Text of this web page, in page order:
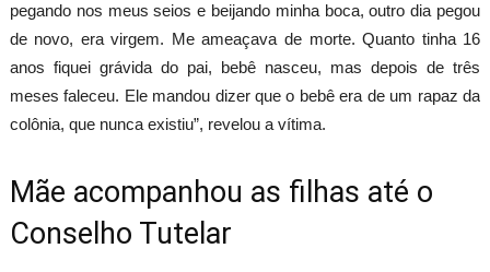
pegando nos meus seios e beijando minha boca, outro dia pegou
de novo, era virgem. Me ameaçava de morte. Quanto tinha 16
anos fiquei grávida do pai, bebê nasceu, mas depois de três
meses faleceu. Ele mandou dizer que o bebê era de um rapaz da
colônia, que nunca existiu”, revelou a vítima.
Mãe acompanhou as filhas até o
Conselho Tutelar